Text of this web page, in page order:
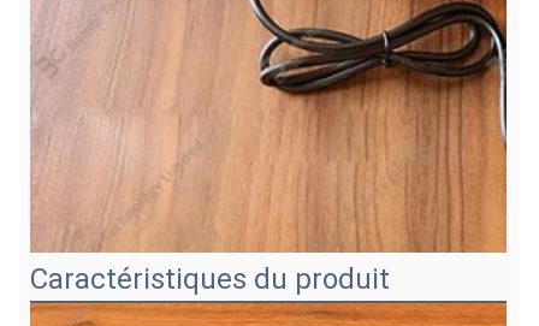
Caractéristiques du produit